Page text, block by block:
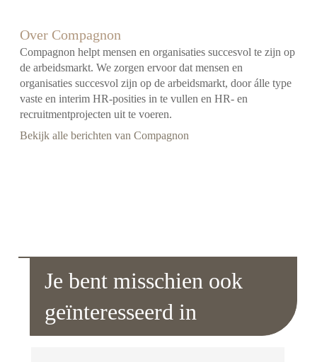
Over Compagnon
Compagnon helpt mensen en organisaties succesvol te zijn op
de arbeidsmarkt. We zorgen ervoor dat mensen en
organisaties succesvol zijn op de arbeidsmarkt, door álle type
vaste en interim HR-posities in te vullen en HR- en
recruitmentprojecten uit te voeren.
Bekijk alle berichten van Compagnon
Je bent misschien ook
geïnteresseerd in